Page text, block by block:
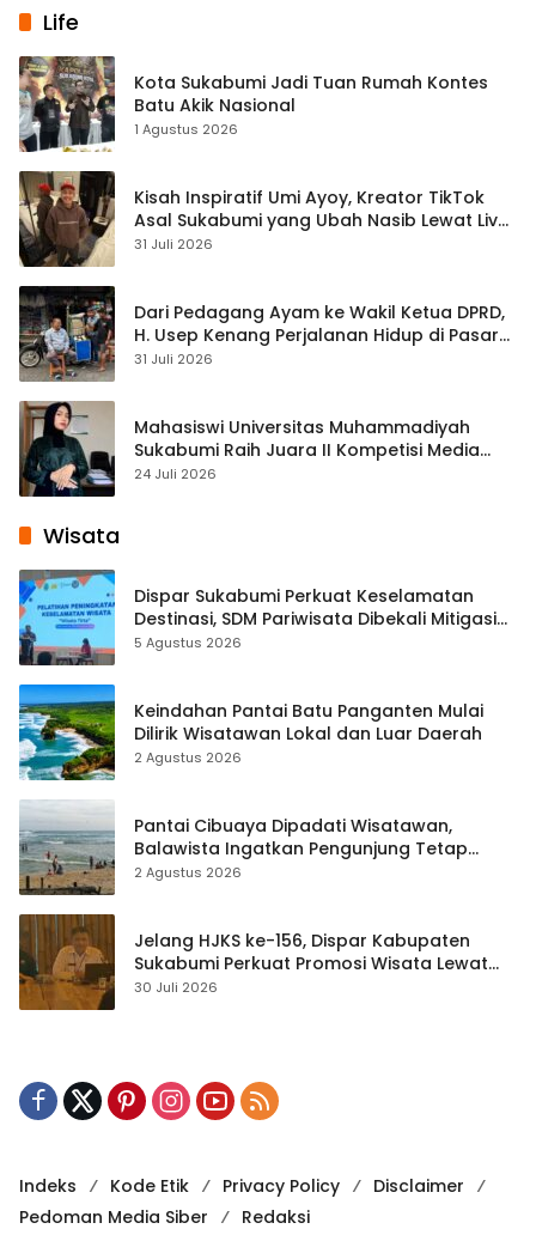
Life
Kota Sukabumi Jadi Tuan Rumah Kontes
Batu Akik Nasional
1 Agustus 2026
Kisah Inspiratif Umi Ayoy, Kreator TikTok
Asal Sukabumi yang Ubah Nasib Lewat Live
Streaming
31 Juli 2026
Dari Pedagang Ayam ke Wakil Ketua DPRD,
H. Usep Kenang Perjalanan Hidup di Pasar
Cisaat
31 Juli 2026
Mahasiswi Universitas Muhammadiyah
Sukabumi Raih Juara II Kompetisi Media
Pembelajaran Digital Tingkat Internasional
24 Juli 2026
Wisata
Dispar Sukabumi Perkuat Keselamatan
Destinasi, SDM Pariwisata Dibekali Mitigasi
hingga Teknik Evakuasi
5 Agustus 2026
Keindahan Pantai Batu Panganten Mulai
Dilirik Wisatawan Lokal dan Luar Daerah
2 Agustus 2026
Pantai Cibuaya Dipadati Wisatawan,
Balawista Ingatkan Pengunjung Tetap
Waspada
2 Agustus 2026
Jelang HJKS ke-156, Dispar Kabupaten
Sukabumi Perkuat Promosi Wisata Lewat
Publikasi Digital
30 Juli 2026
Indeks Kode Etik Privacy Policy
Disclaimer
Pedoman Media Siber
Redaksi